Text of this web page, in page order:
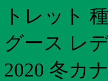
トレット
グース レ
2020 冬カ